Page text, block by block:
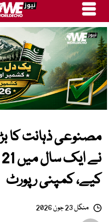
مصنوعی ذہانت کا
کیے، کمپنی رپورٹ
منگل 23 جون 2026